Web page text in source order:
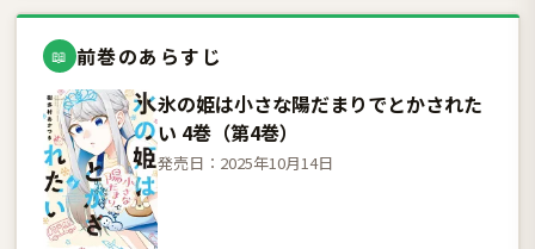
📖 前巻のあらすじ
氷の姫は小さな陽だまりでとかされた
い 4巻（第4巻）
発売日：2025年10月14日